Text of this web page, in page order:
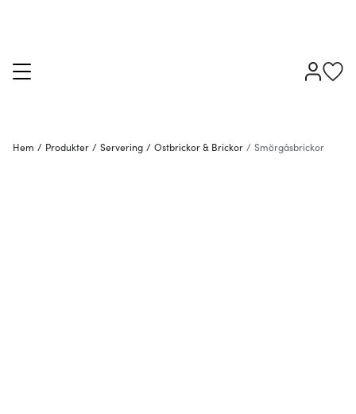
Hem / Produkter / Servering / Ostbrickor & Brickor / Smörgåsbrickor